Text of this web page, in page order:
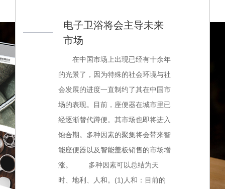
电子卫浴将会主导未来
市场
在中国市场上出现已经有十余年
的光景了，因为特殊的社会环境与社
会发展的进度一直制约了其在中国市
场的表现。目前，座便器在城市里已
经逐渐替代蹲便。其市场也即将进入
饱合期。多种因素的聚集将会带来智
能座便器以及智能盖板销售的市场增
涨。 多种因素可以总结为天
时、地利、人和。(1)人和：目前的